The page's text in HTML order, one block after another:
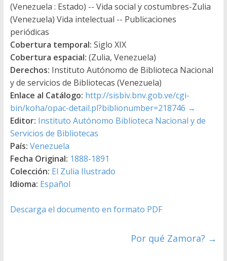
(Venezuela : Estado) -- Vida social y costumbres-Zulia
(Venezuela) Vida intelectual -- Publicaciones
periódicas
Cobertura temporal: Siglo XIX
Cobertura espacial: (Zulia, Venezuela)
Derechos: Instituto Autónomo de Biblioteca Nacional
y de servicios de Bibliotecas (Venezuela)
Enlace al Catálogo: http://sisbiv.bnv.gob.ve/cgi-
bin/koha/opac-detail.pl?biblionumber=218746 →
Editor: Instituto Autónomo Biblioteca Nacional y de
Servicios de Bibliotecas
País: Venezuela
Fecha Original: 1888-1891
Colección: El Zulia Ilustrado
Idioma: Español
Descarga el documento en formato PDF
Por qué Zamora? →